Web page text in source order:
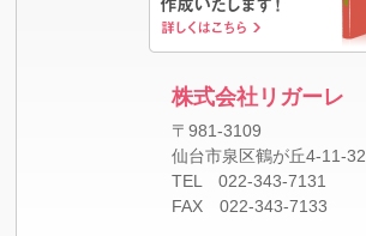
株式会社リガーレ
〒981-3109
仙台市泉区鶴が丘4-11-32
TEL 022-343-7131
FAX 022-343-7133